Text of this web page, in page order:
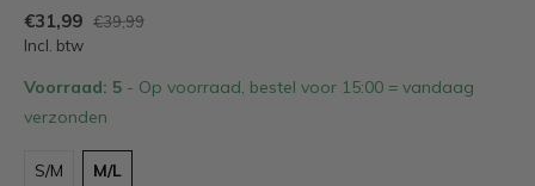
€31,99 €39,99
Incl. btw
Voorraad: 5 - Op voorraad, bestel voor 15:00 = vandaag
verzonden
S/M M/L